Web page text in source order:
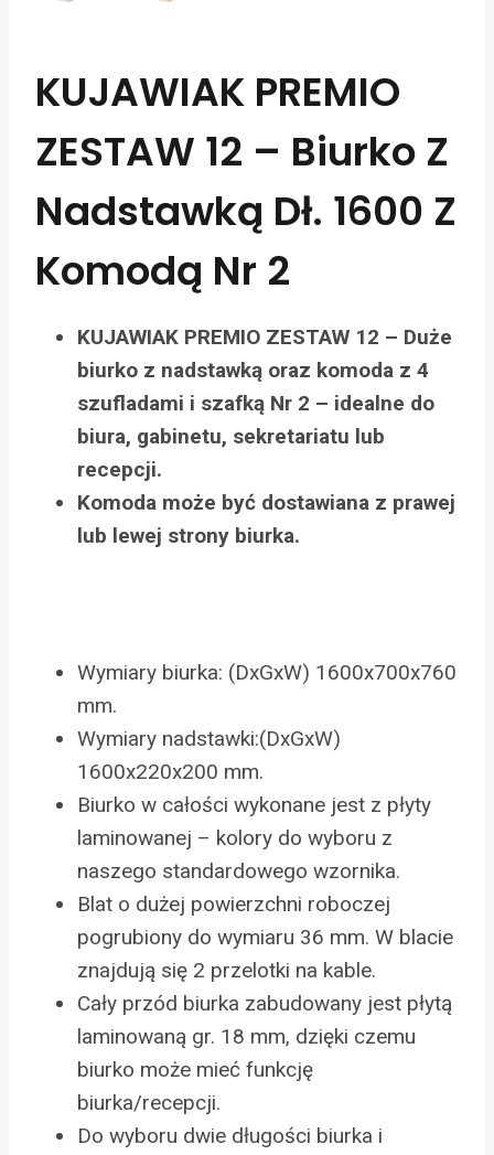
KUJAWIAK PREMIO
ZESTAW 12 – Biurko Z
Nadstawką Dł. 1600 Z
Komodą Nr 2
KUJAWIAK PREMIO ZESTAW 12 – Duże
biurko z nadstawką oraz komoda z 4
szufladami i szafką Nr 2 – idealne do
biura, gabinetu, sekretariatu lub
recepcji.
Komoda może być dostawiana z prawej
lub lewej strony biurka.
Wymiary biurka: (DxGxW) 1600x700x760
mm.
Wymiary nadstawki:(DxGxW)
1600x220x200 mm.
Biurko w całości wykonane jest z płyty
laminowanej – kolory do wyboru z
naszego standardowego wzornika.
Blat o dużej powierzchni roboczej
pogrubiony do wymiaru 36 mm. W blacie
znajdują się 2 przelotki na kable.
Cały przód biurka zabudowany jest płytą
laminowaną gr. 18 mm, dzięki czemu
biurko może mieć funkcję
biurka/recepcji.
Do wyboru dwie długości biurka i